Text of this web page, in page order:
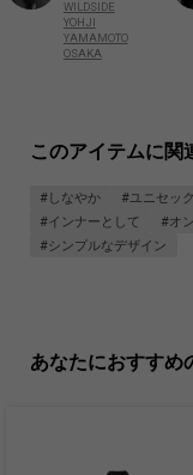
WILDSIDE
YOHJI
YAMAMOTO
OSAKA
このアイテムに関
#しなやか #ユニセッ
#インナーとして
#オ
#シンプルなデザイン
あなたにおすすめ